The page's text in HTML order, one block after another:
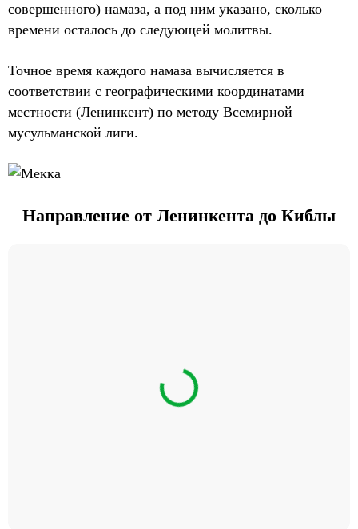
совершенного) намаза, а под ним указано, сколько
времени осталось до следующей молитвы.
Точное время каждого намаза вычисляется в
соответствии с географическими координатами
местности (Ленинкент) по методу Всемирной
мусульманской лиги.
Направление от Ленинкента до Киблы